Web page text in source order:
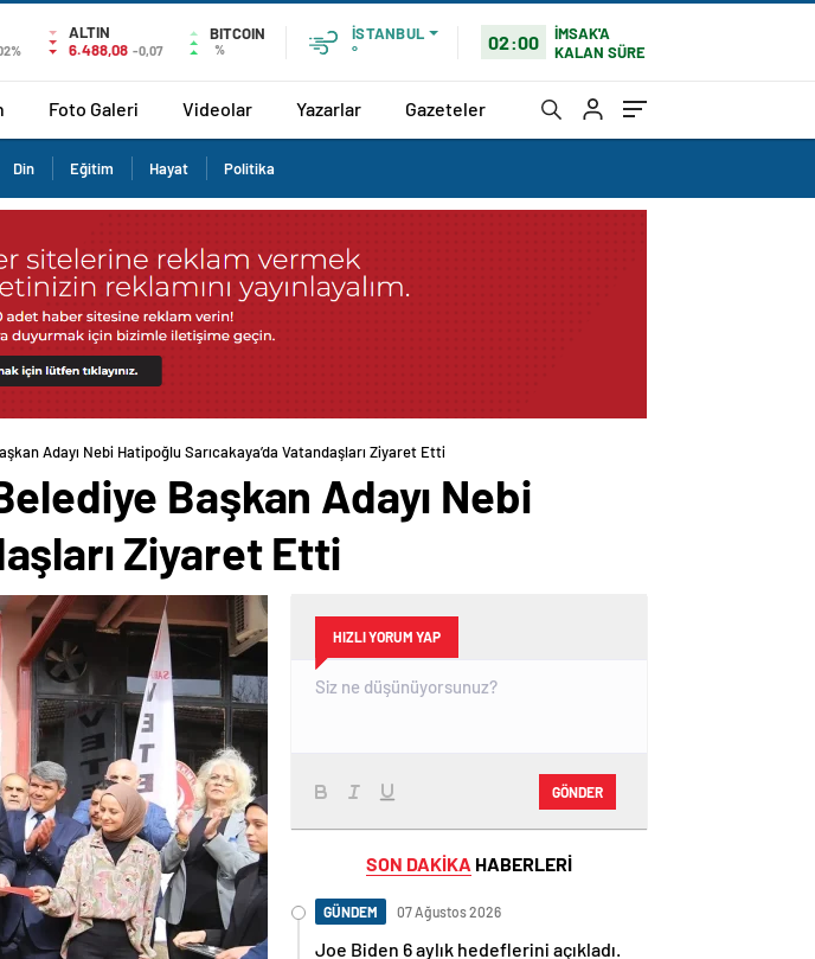
ALTIN
6.488,08 -0,07
BITCOIN
%
İSTANBUL
°
02:00
İMSAK'A
KALAN SÜRE
Foto Galeri Videolar Yazarlar Gazeteler
Din Eğitim Hayat Politika
Adayı Nebi Hatipoğlu Sarıcakaya’da Vatandaşları Ziyaret Etti
Başkan Adayı Nebi
Ziyaret Etti
HIZLI YORUM YAP
GÖNDER
SON DAKİKA HABERLERİ
GÜNDEM 07 Ağustos 2026
Joe Biden 6 aylık hedeflerini açıkladı.